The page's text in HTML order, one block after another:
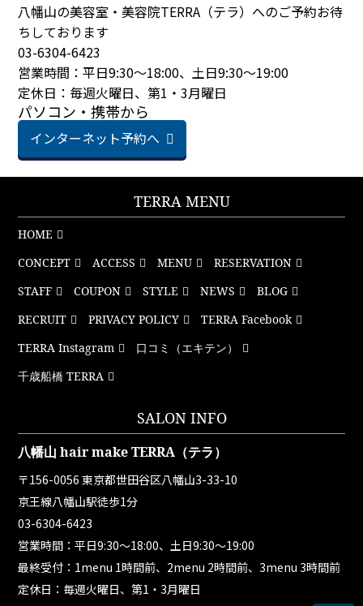
八幡山の美容室・美容院TERRA（テラ）へのご予約お待
ちしております
03-6304-6423
営業時間：平日9:30～18:00、土日9:30～19:00
定休日：毎週火曜日、第1・3月曜日
パソコン・携帯から
インターネット予約へ
TERRA MENU
HOME
CONCEPT
ACCESS MENU
RESERVATION
STAFF
COUPON STYLE NEWS
BLOG
RECRUIT
PRIVACY POLICY
TERRA Facebook
TERRA Instagram
口コミ（エキテン）
千歳船橋 TERRA
SALON INFO
八幡山 hair make TERRA（テラ）
〒156-0056 東京都世田谷区八幡山3-33-10
京王線八幡山駅徒歩1分
03-6304-6423
営業時間：平日9:30～18:00、土日9:30～19:00
最終受付：1menu 1時間前、2menu 2時間前、3menu 3時間前
定休日：毎週火曜日、第1・3月曜日